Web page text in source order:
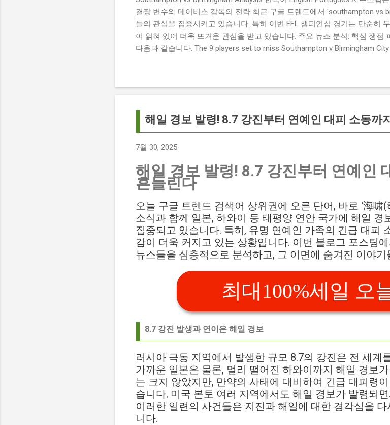
결장 변수와 데이비스 감독의 전략 최근 구글 트렌드에서 'southampton vs
들의 관심을 집중시키고 있습니다. 특히 이번 EFL 챔피언십 경기는 단순히
이 얽혀 있어 더욱 뜨거운 관심을 받고 있습니다. 주요 뉴스 분석: 핵심 쟁점
다음과 같습니다. The 9 players set to miss Southampton v Birmingham
경기 당일 실시간 스코어 업데이트를 제공하는 뉴스로, 팬들의 높은 관심도
boss says his side have to try to "be themselves" away from home : 버밍
팀 고유의 색깔을 유지하는 것이 중요하다고 강조했습니다. ...
해일 경보 발령! 8.7 강진부터 연예인 대피 소동까
7월 30, 2025
해일 경보 발령! 8.7 강진부터 연예인
흔들린다
오늘 구글 트렌드 검색어 상위권에 오른 단어, 바로 '海啸
소식과 함께 일본, 하와이 등 태평양 연안 국가에 해일 경
집중되고 있습니다. 특히, 유명 연예인 가족의 긴급 대피
감이 더욱 커지고 있는 상황입니다. 이번 블로그 포스팅
뉴스들을 심층적으로 분석하고, 그 이면에 숨겨진 이야
최대100%세일 오
8.7 강진 발생과 연이은 해일 경보
러시아 극동 지역에서 발생한 규모 8.7의 강진은 전 세계
가까운 일본은 물론, 멀리 떨어진 하와이까지 해일 경보
는 크지 않았지만, 만약의 사태에 대비하여 긴급 대피령
습니다. 미국 본토 여러 지역에서도 해일 경보가 발령되
이러한 일련의 사건들은 지진과 해일에 대한 경각심을
니다.